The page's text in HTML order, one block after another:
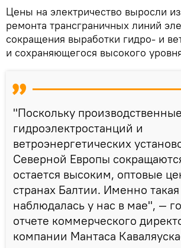
Цены на электричество выросли
ремонта трансграничных линий
сокращения выработки гидро- и
и сохраняющегося высокого
"Поскольку
гидроэлектростанций и
ветроэнергетических
Северной Европы
остается высоким, оптовые
странах Балтии. Именно
наблюдалась у нас в мае", —
отчете коммерческого
компании Мантаса